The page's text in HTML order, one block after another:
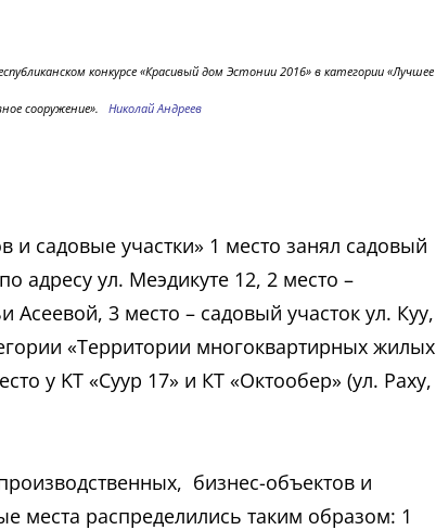
конкурсе «Красивый дом Эстонии 2016» в категории «Лучшее
сооружение». Николай Андреев
и садовые участки» 1 место занял садовый
адресу ул. Меэдикуте 12, 2 место –
Асеевой, 3 место – садовый участок ул. Куу,
«Территории многоквартирных жилых
у KТ «Суур 17» и КТ «Октообер» (ул. Раху,
бизнес-объектов и
места распределились таким образом: 1